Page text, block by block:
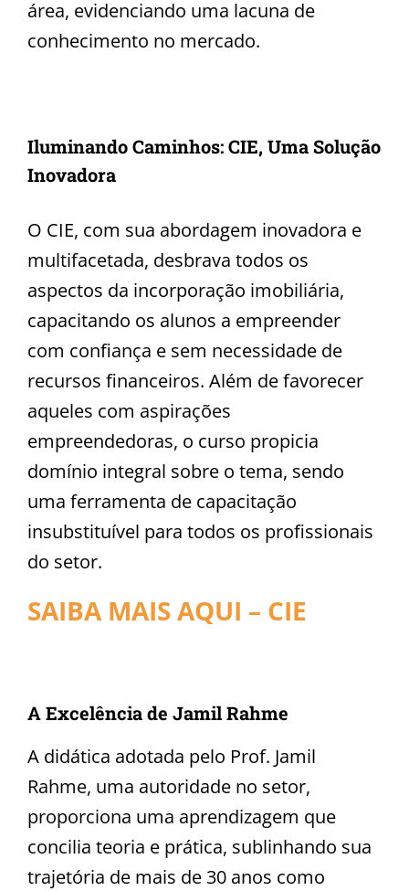
área, evidenciando uma lacuna de
conhecimento no mercado.
Iluminando Caminhos: CIE, Uma Solução
Inovadora
O CIE, com sua abordagem inovadora e
multifacetada, desbrava todos os
aspectos da incorporação imobiliária,
capacitando os alunos a empreender
com confiança e sem necessidade de
recursos financeiros. Além de favorecer
aqueles com aspirações
empreendedoras, o curso propicia
domínio integral sobre o tema, sendo
uma ferramenta de capacitação
insubstituível para todos os profissionais
do setor.
SAIBA MAIS AQUI – CIE
A Excelência de Jamil Rahme
A didática adotada pelo Prof. Jamil
Rahme, uma autoridade no setor,
proporciona uma aprendizagem que
concilia teoria e prática, sublinhando sua
trajetória de mais de 30 anos como